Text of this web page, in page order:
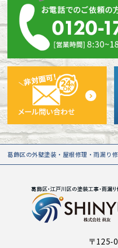
葛飾区の外壁塗装・屋根修理・雨漏り
〒125-